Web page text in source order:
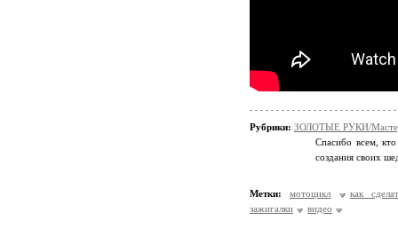
Рубрики: ЗОЛОТЫЕ РУКИ/
Спасибо всем,
создания своих
Метки: мотоцикл
как
зажигалки
видео